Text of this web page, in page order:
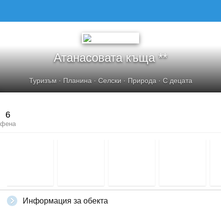
Атанасовата къща **
Туризъм· Планина· Селски· Природа· С децата
6
фена
Информация за обекта